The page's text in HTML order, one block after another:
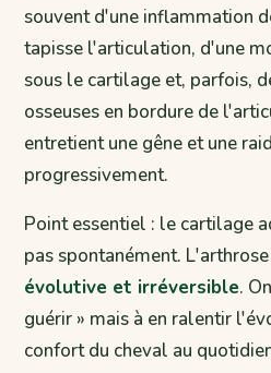
souvent d'une inflammation
tapisse l'articulation, d'une
sous le cartilage et, parfois,
osseuses en bordure de
entretient une gêne et une
progressivement.
Point essentiel : le cartilage
pas spontanément.
évolutive et irréversible.
guérir » mais à en ralentir
confort du cheval au